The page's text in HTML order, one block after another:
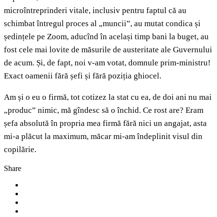
microîntreprinderi vitale, inclusiv pentru faptul că au
schimbat întregul proces al „muncii”, au mutat condica și
ședințele pe Zoom, aducînd în același timp bani la buget, au
fost cele mai lovite de măsurile de austeritate ale Guvernului
de acum. Și, de fapt, noi v-am votat, domnule prim-ministru!
Exact oamenii fără șefi și fără poziția ghiocel.
Am și o eu o firmă, tot cotizez la stat cu ea, de doi ani nu mai
„produc” nimic, mă gîndesc să o închid. Ce rost are? Eram
șefa absolută în propria mea firmă fără nici un angajat, asta
mi-a plăcut la maximum, măcar mi-am îndeplinit visul din
copilărie.
Share